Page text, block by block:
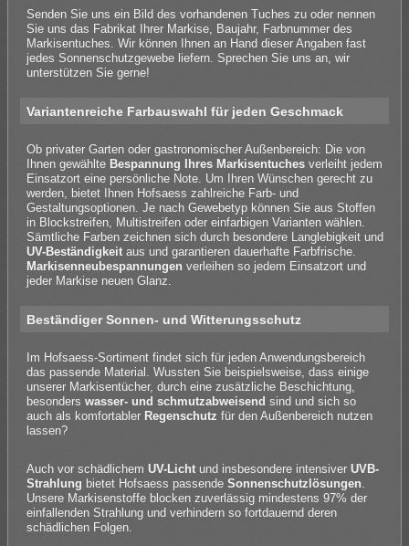
Senden Sie uns ein Bild des vorhandenen Tuches zu oder nennen
Sie uns das Fabrikat Ihrer Markise, Baujahr, Farbnummer des
Markisentuches. Wir können Ihnen an Hand dieser Angaben fast
jedes Sonnenschutzgewebe liefern. Sprechen Sie uns an, wir
unterstützen Sie gerne!
Variantenreiche Farbauswahl für jeden Geschmack
Ob privater Garten oder gastronomischer Außenbereich: Die von
Ihnen gewählte Bespannung Ihres Markisentuchesverleiht jedem
Einsatzort eine persönliche Note. Um Ihren Wünschen gerecht zu
werden, bietet Ihnen Hofsaess zahlreiche Farb- und
Gestaltungsoptionen. Je nach Gewebetyp können Sie aus Stoffen
in Blockstreifen, Multistreifen oder einfarbigen Varianten wählen.
Sämtliche Farben zeichnen sich durch besondere Langlebigkeit und
UV-Beständigkeitaus und garantieren dauerhafte Farbfrische.
Markisenneubespannungen verleihen so jedem Einsatzort und
jeder Markise neuen Glanz.
Beständiger Sonnen- und Witterungsschutz
Im Hofsaess-Sortiment findet sich für jeden Anwendungsbereich
das passende Material. Wussten Sie beispielsweise, dass einige
unserer Markisentücher, durch eine zusätzliche Beschichtung,
besonders wasser- und schmutzabweisend sind und sich so
auch als komfortabler Regenschutz für den Außenbereich nutzen
lassen?
Auch vor schädlichem UV-Lichtund insbesondere intensiver UVB-
Strahlung bietet Hofsaess passende Sonnenschutzlösungen
Unsere Markisenstoffe blocken zuverlässig mindestens 97% der
einfallenden Strahlung und verhindern so fortdauernd deren
schädlichen Folgen.